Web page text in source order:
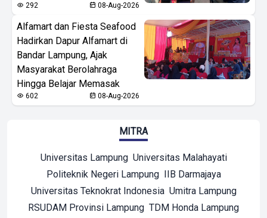
292 08-Aug-2026
Alfamart dan Fiesta Seafood
Hadirkan Dapur Alfamart di
Bandar Lampung, Ajak
Masyarakat Berolahraga
Hingga Belajar Memasak
602 08-Aug-2026
MITRA
Universitas Lampung Universitas Malahayati
Politeknik Negeri Lampung IIB Darmajaya
Universitas Teknokrat Indonesia Umitra Lampung
RSUDAM Provinsi Lampung TDM Honda Lampung